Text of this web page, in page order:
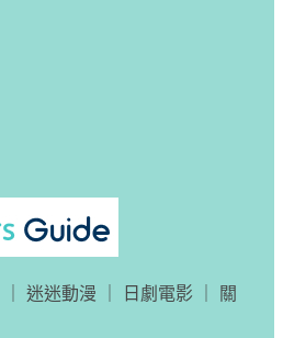
迷迷動漫 日劇電影
關